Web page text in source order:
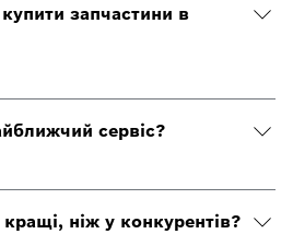
запчастини в
сервіс?
ніж у конкурентів?